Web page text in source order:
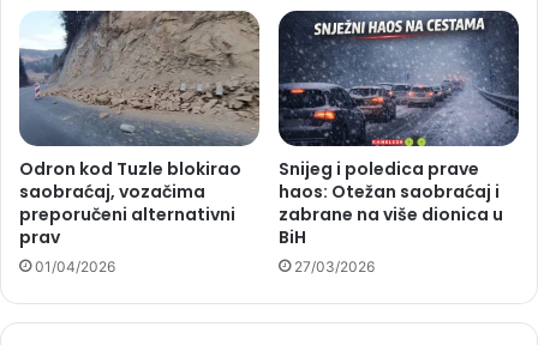
Odron kod Tuzle blokirao
saobraćaj, vozačima
preporučeni alternativni
prav
01/04/2026
Snijeg i poledica prave
haos: Otežan saobraćaj i
zabrane na više dionica u
BiH
27/03/2026